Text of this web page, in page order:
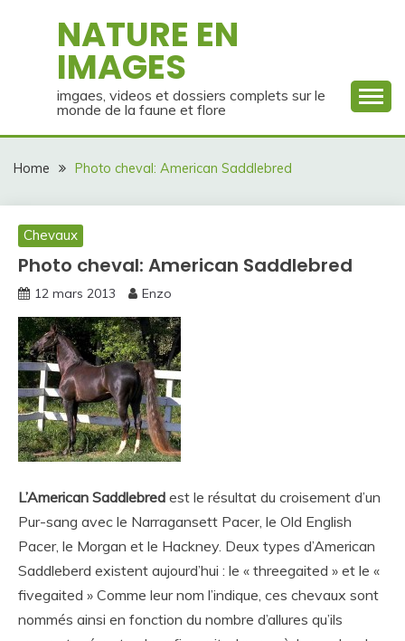
NATURE EN
IMAGES
imgaes, videos et dossiers complets sur le
monde de la faune et flore
Home Photo cheval: American Saddlebred
Chevaux
Photo cheval: American Saddlebred
12 mars 2013 Enzo
L’American Saddlebred est le résultat du croisement d’un
Pur-sang avec le Narragansett Pacer, le Old English
Pacer, le Morgan et le Hackney. Deux types d’American
Saddleberd existent aujourd’hui : le « threegaited » et le «
fivegaited » Comme leur nom l’indique, ces chevaux sont
nommés ainsi en fonction du nombre d’allures qu’ils